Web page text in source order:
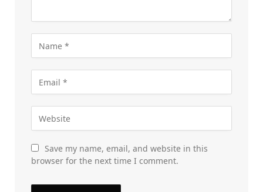
Save my name, email, and website in this
browser for the next time I comment.